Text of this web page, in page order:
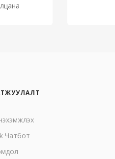
Чатбот